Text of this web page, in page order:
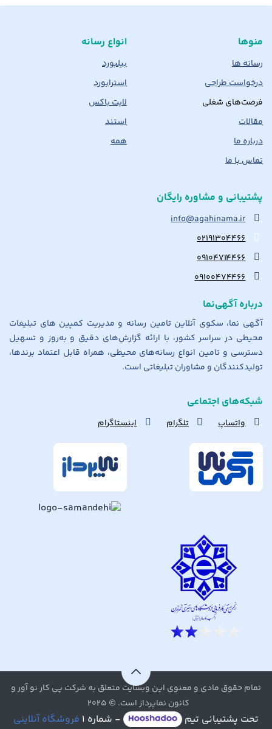
منوها
رسانه ها
درخواست طراحی
فرصت‌های شغلی
مقالات
درباره ما
تماس با ما
انواع رسانه
بیلبورد
استرابورد
لایت باکس
استند
همه
پشتیبانی و مشاوره رایگان
info@agahinama.ir
۰۲۱۹۱۳۰۴۴۶۶
۰۹۱۰۴۷۱۴۴۶۶
۰۹۱۰۰۴۷۴۴۶۶
درباره آگهی‌نما
آگهی نما، سکوی آنلاین تامین رسانه و مدیریت کمپین های تبلیغات
محیطی در سراسر کشور، با ارائه گزارش‌های دقیق و به‌روز و تسهیل
دسترسی و تامین انواع رسانه‌های محیطی، همراه قابل اعتماد برندها،
تولیدکنندگان و مشاوران تبلیغاتی است.
شبکه‌های اجتماعی
واتساپ تلگرام اینستاگرام
تمام حقوق مادی و معنوی این وبسایت متعلق به شرکت پی کار نو آور و
کانون نماپرداز است. © ۲۰۲۵
تحت پشتیبانی تیم - شماره ۱ فروشگاه آنلاینی